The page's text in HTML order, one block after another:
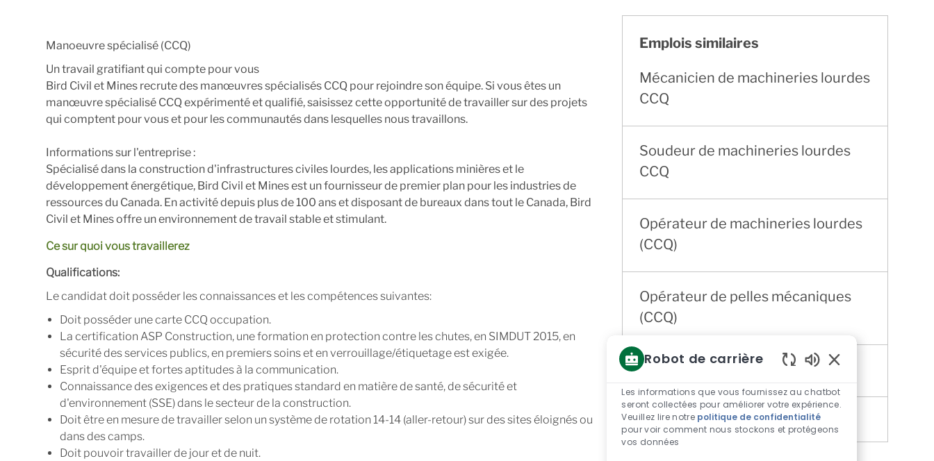
Manoeuvre spécialisé (CCQ)
Un travail gratifiant qui compte pour vous
Bird Civil et Mines recrute des manœuvres spécialisés CCQ pour rejoindre son équipe. Si vous êtes un
manœuvre spécialisé CCQ expérimenté et qualifié, saisissez cette opportunité de travailler sur des projets
qui comptent pour vous et pour les communautés dans lesquelles nous travaillons.
Informations sur l'entreprise :
Spécialisé dans la construction d'infrastructures civiles lourdes, les applications minières et le
développement énergétique, Bird Civil et Mines est un fournisseur de premier plan pour les industries de
ressources du Canada. En activité depuis plus de 100 ans et disposant de bureaux dans tout le Canada, Bird
Civil et Mines offre un environnement de travail stable et stimulant.
Ce sur quoi vous travaillerez
Qualifications:
Le candidat doit posséder les connaissances et les compétences suivantes:
Doit posséder une carte CCQ occupation.
La certification ASP Construction, une formation en protection contre les chutes, en SIMDUT 2015, en
sécurité des services publics, en premiers soins et en verrouillage/étiquetage est exigée.
Esprit d'équipe et fortes aptitudes à la communication.
Connaissance des exigences et des pratiques standard en matière de santé, de sécurité et
d'environnement (SSE) dans le secteur de la construction.
Doit être en mesure de travailler selon un système de rotation 14-14 (aller-retour) sur des sites éloignés ou
dans des camps.
Doit pouvoir travailler de jour et de nuit.
Emplois similaires
Mécanicien de machineries lourdes
CCQ
Soudeur de machineries lourdes
CCQ
Opérateur de machineries lourdes
(CCQ)
Opérateur de pelles mécaniques
(CCQ)
Conducteur de camion CCQ
Robot de carrière
de
chatbot
activés
Les informations que vous fournissez au chatbot
seront collectées pour améliorer votre expérience.
Veuillez lire notre politique de confidentialité
pour voir comment nous stockons et protégeons
vos données